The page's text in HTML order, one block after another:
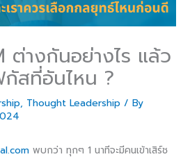
ต่างกันอย่างไร แล้ว
สที่อันไหน ?
, Thought Leadership / By
พบกว่า ทุกๆ 1 นาทีจะมีคนเข้าเสิร์ช